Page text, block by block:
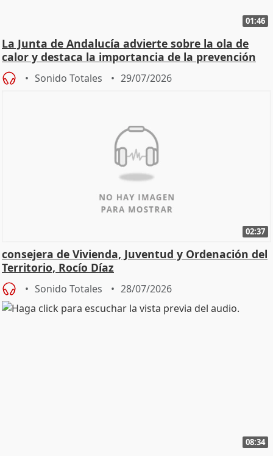
01:46
La Junta de Andalucía advierte sobre la ola de
calor y destaca la importancia de la prevención
Sonido Totales 29/07/2026
02:37
consejera de Vivienda, Juventud y Ordenación del
Territorio, Rocío Díaz
Sonido Totales 28/07/2026
08:34